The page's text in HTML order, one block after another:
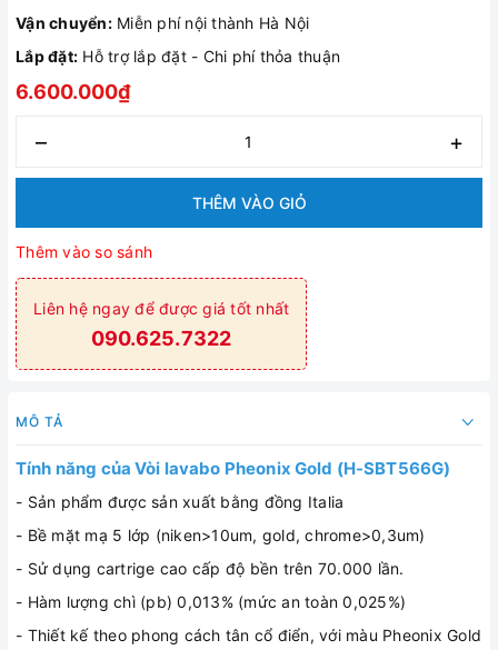
Vận chuyển:Miễn phí nội thành Hà Nội
Lắp đặt: Hỗ trợ lắp đặt - Chi phí thỏa thuận
6.600.000₫
– +
THÊM VÀO GIỎ
Thêm vào so sánh
Liên hệ ngay để được giá tốt nhất
090.625.7322
MÔ TẢ
Tính năng củaVòi lavabo Pheonix Gold (H-SBT566G)
- Sản phẩm được sản xuất bằng đồng Italia
- Bề mặt mạ 5 lớp (niken>10um, gold, chrome>0,3um)
- Sử dụng cartrige cao cấp độ bền trên 70.000 lần.
- Hàm lượng chì (pb) 0,013% (mức an toàn 0,025%)
- Thiết kế theo phong cách tân cổ điển, với màu Pheonix Gold